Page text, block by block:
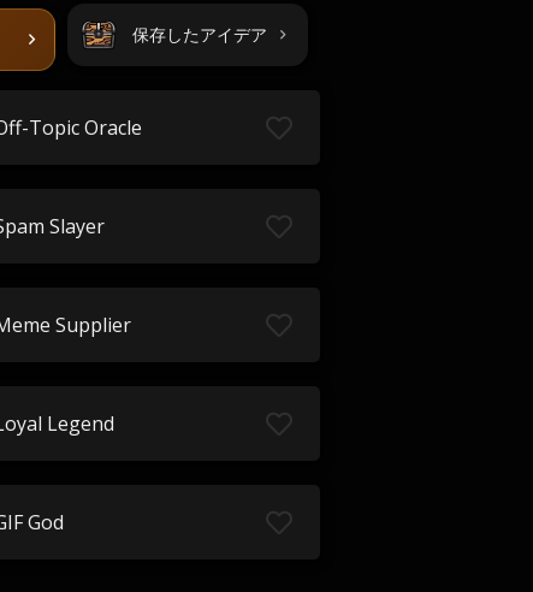
保存したアイデア
Topic Oracle
Slayer
Supplier
Legend
God